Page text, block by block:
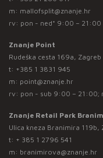
m: mallofsplit@znanje.hr
rv: pon - ned* 9:00 – 21:00
Znanje Point
Rudeška cesta 169a, Zagreb
t: +385 1 3831 945
m: point@znanje.hr
rv: pon - sub 9:00 – 21:00;
Znanje Retail Park
Ulica kneza Branimira 119b,
t: + 385 1 2796 541
m: branimirova@znanje.hr